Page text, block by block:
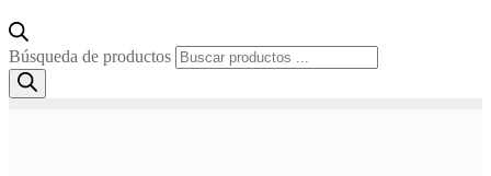
Búsqueda de productos